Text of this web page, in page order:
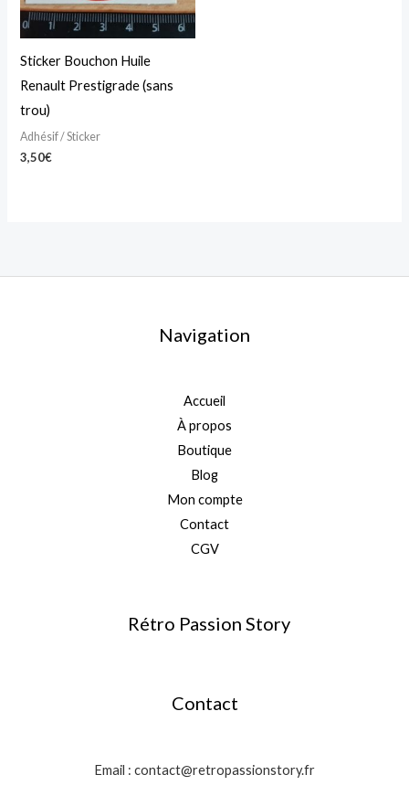
Sticker Bouchon Huile
Renault Prestigrade (sans
trou)
Adhésif / Sticker
3,50€
Navigation
Accueil
À propos
Boutique
Blog
Mon compte
Contact
CGV
Rétro Passion Story
Contact
Email : contact@retropassionstory.fr